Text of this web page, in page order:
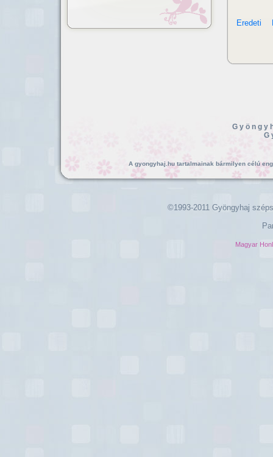
Eredeti
A gyongyhaj.hu tartalmainak bármilyen célú
©1993-2011 Gyöngyhaj
Magyar